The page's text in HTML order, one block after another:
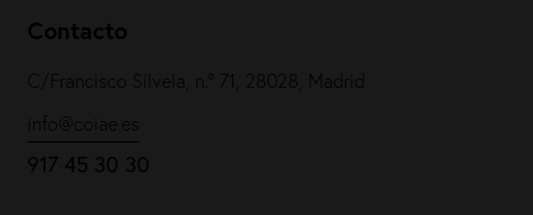
Contacto
C/Francisco Silvela, n.º 71, 28028, Madrid
info@coiae.es
917 45 30 30